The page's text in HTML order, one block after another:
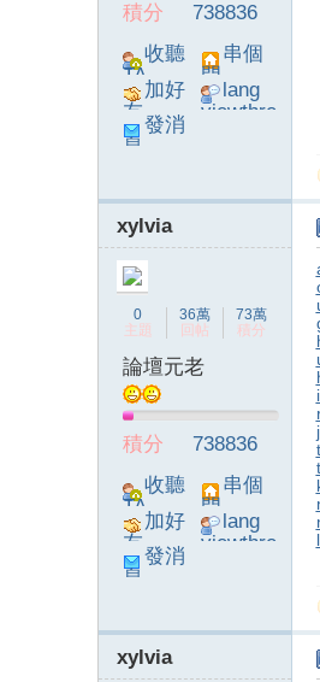
積分
738836
收聽
TA
串個
門
加好
友
lang
viewthre
發消
息
xylvia
0
主題
36萬
回帖
73萬
積分
論壇元老
積分
738836
收聽
TA
串個
門
加好
友
lang
viewthre
發消
息
xylvia